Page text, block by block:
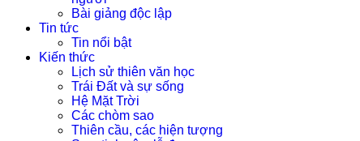
Bài giảng độc lập
Tin tức
Tin nổi bật
Kiến thức
Lịch sử thiên văn học
Trái Đất và sự sống
Hệ Mặt Trời
Các chòm sao
Thiên cầu, các hiện tượng